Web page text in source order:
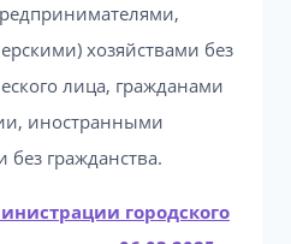
хозяйствами без
лица, гражданами
иностранными
гражданства.
городского